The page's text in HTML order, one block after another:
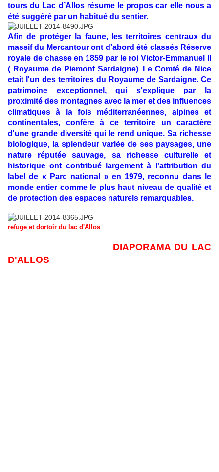
tours du Lac d’Allos résume le propos car elle nous a
été suggéré par un habitué du sentier.
Afin de protéger la faune, les territoires centraux du
massif du Mercantour ont d'abord été classés Réserve
royale de chasse en 1859 par le roi Victor-Emmanuel II
( Royaume de Piemont Sardaigne). Le Comté de Nice
etait l'un des territoires du Royaume de Sardaigne. Ce
patrimoine exceptionnel,
qui s'explique par la
proximité des montagnes avec la mer et des influences
climatiques à la fois méditerranéennes, alpines et
continentales, confère à ce territoire un caractère
d'une grande diversité qui le rend unique. Sa richesse
biologique, la splendeur variée de ses paysages, une
nature réputée sauvage, sa richesse culturelle et
historique ont contribué largement à l'attribution du
label de « Parc national » en 1979, reconnu dans le
monde entier comme le plus haut niveau de qualité et
de protection des espaces naturels remarquables.
refuge et dortoir du lac d'Allos
DIAPORAMA DU LAC
D'ALLOS